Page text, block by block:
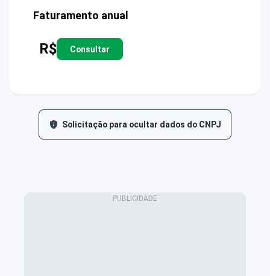
Faturamento anual
R$ Consultar
Solicitação para ocultar dados do CNPJ